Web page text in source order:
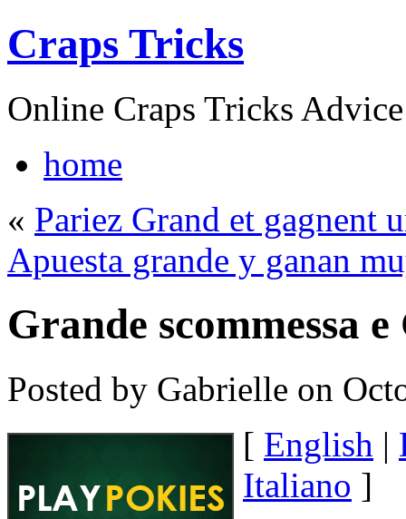
Craps Tricks
Online Craps Tricks Advice
home
« Pariez Grand et gagnent
Apuesta grande y ganan
Grande scommessa
Posted by Gabrielle on
[ English |
Italiano ]